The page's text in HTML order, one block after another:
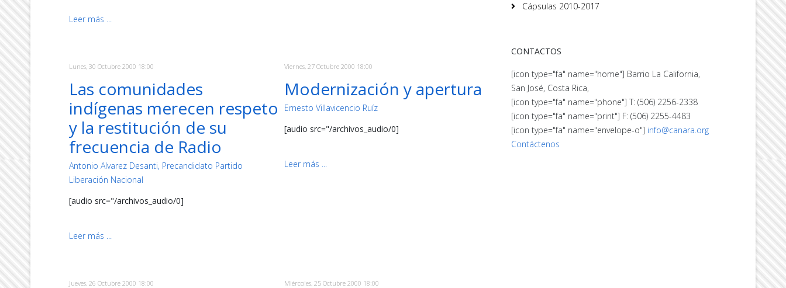
Leer más ...
Lunes, 30 Octubre 2000 18:00
Las comunidades
indígenas merecen respeto
y la restitución de su
frecuencia de Radio
Antonio Alvarez Desanti, Precandidato Partido
Liberación Nacional
[audio src="/archivos_audio/0]
Leer más ...
Viernes, 27 Octubre 2000 18:00
Modernización y apertura
Ernesto Villavicencio Ruíz
[audio src="/archivos_audio/0]
Leer más ...
Jueves, 26 Octubre 2000 18:00 Miércoles, 25 Octubre 2000 18:00
Cápsulas 2010-2017
CONTACTOS
[icon type="fa" name="home"] Barrio La California,
San José, Costa Rica,
[icon type="fa" name="phone"] T: (506) 2256-2338
[icon type="fa" name="print"] F: (506) 2255-4483
[icon type="fa" name="envelope-o"] info@canara.org
Contáctenos